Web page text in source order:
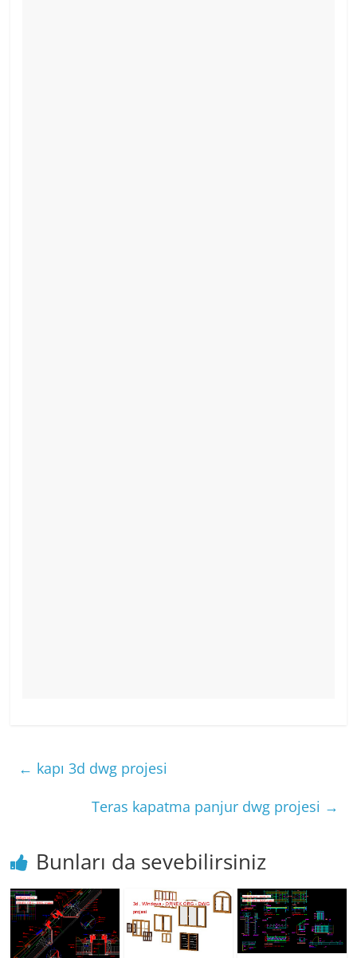
← kapı 3d dwg projesi
Teras kapatma panjur dwg projesi →
Bunları da sevebilirsiniz